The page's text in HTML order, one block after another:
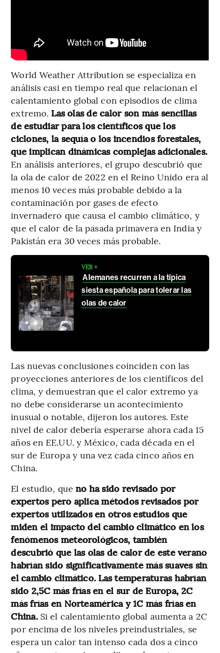
World Weather Attribution se especializa en
análisis casi en tiempo real que relacionan el
calentamiento global con episodios de clima
extremo. Las olas de calor son más sencillas
de estudiar para los científicos que los
ciclones, la sequía o los incendios forestales,
que implican dinámicas complejas adicionales.
En análisis anteriores, el grupo descubrió que
la ola de calor de 2022 en el Reino Unido era al
menos 10 veces más probable debido a la
contaminación por gases de efecto
invernadero que causa el cambio climático, y
que el calor de la pasada primavera en India y
Pakistán era 30 veces más probable.
VER +
Alemanes recurren a la típica
siesta española para tolerar las
olas de calor
Las nuevas conclusiones coinciden con las
proyecciones anteriores de los científicos del
clima, y demuestran que el calor extremo ya
no debe considerarse un acontecimiento
inusual o notable, dijeron los autores. Este
nivel de calor debería esperarse ahora cada 15
años en EE.UU. y México, cada década en el
sur de Europa y una vez cada cinco años en
China.
El estudio, que no ha sido revisado por
expertos pero aplica métodos revisados por
expertos utilizados en otros estudios que
miden el impacto del cambio climático en los
fenómenos meteorológicos, también
descubrió que las olas de calor de este verano
habrían sido significativamente más suaves sin
el cambio climático. Las temperaturas habrían
sido 2,5C más frías en el sur de Europa, 2C
más frías en Norteamérica y 1C más frías en
China.Si el calentamiento global aumenta a 2C
por encima de los niveles preindustriales, se
espera un calor tan intenso cada dos a cinco